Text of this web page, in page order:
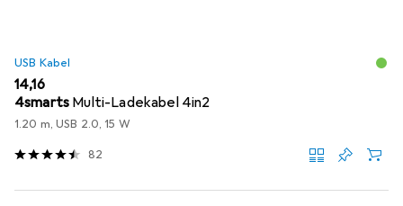
USB Kabel
EUR
14,16
4smarts Multi-Ladekabel 4in2
1.20 m, USB 2.0, 15 W
82